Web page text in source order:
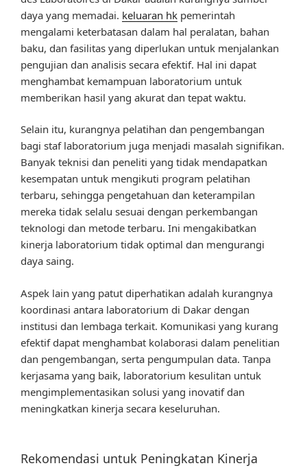
daya yang memadai. keluaran hk pemerintah
mengalami keterbatasan dalam hal peralatan, bahan
baku, dan fasilitas yang diperlukan untuk menjalankan
pengujian dan analisis secara efektif. Hal ini dapat
menghambat kemampuan laboratorium untuk
memberikan hasil yang akurat dan tepat waktu.
Selain itu, kurangnya pelatihan dan pengembangan
bagi staf laboratorium juga menjadi masalah signifikan.
Banyak teknisi dan peneliti yang tidak mendapatkan
kesempatan untuk mengikuti program pelatihan
terbaru, sehingga pengetahuan dan keterampilan
mereka tidak selalu sesuai dengan perkembangan
teknologi dan metode terbaru. Ini mengakibatkan
kinerja laboratorium tidak optimal dan mengurangi
daya saing.
Aspek lain yang patut diperhatikan adalah kurangnya
koordinasi antara laboratorium di Dakar dengan
institusi dan lembaga terkait. Komunikasi yang kurang
efektif dapat menghambat kolaborasi dalam penelitian
dan pengembangan, serta pengumpulan data. Tanpa
kerjasama yang baik, laboratorium kesulitan untuk
mengimplementasikan solusi yang inovatif dan
meningkatkan kinerja secara keseluruhan.
Rekomendasi untuk Peningkatan Kinerja